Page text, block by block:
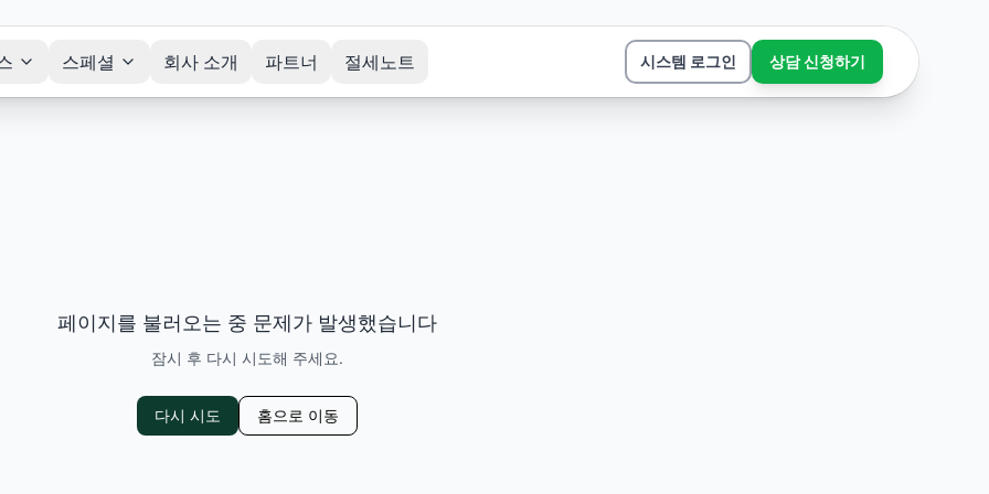
스페셜 회사 소개 파트너 절세노트 시스템 로그인 상담 신청하기
페이지를 불러오는 중 문제가 발생했습니다
잠시 후 다시 시도해 주세요.
다시 시도 홈으로 이동